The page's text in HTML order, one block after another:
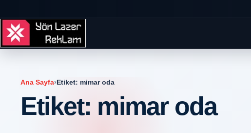
Ana Sayfa›Etiket: mimar oda
Etiket: mimar oda